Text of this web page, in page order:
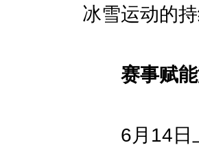
冰雪运动的
赛事赋
6月14日上